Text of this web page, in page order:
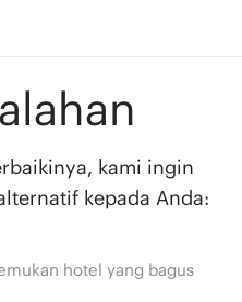
kami ingin
kepada Anda:
hotel yang bagus